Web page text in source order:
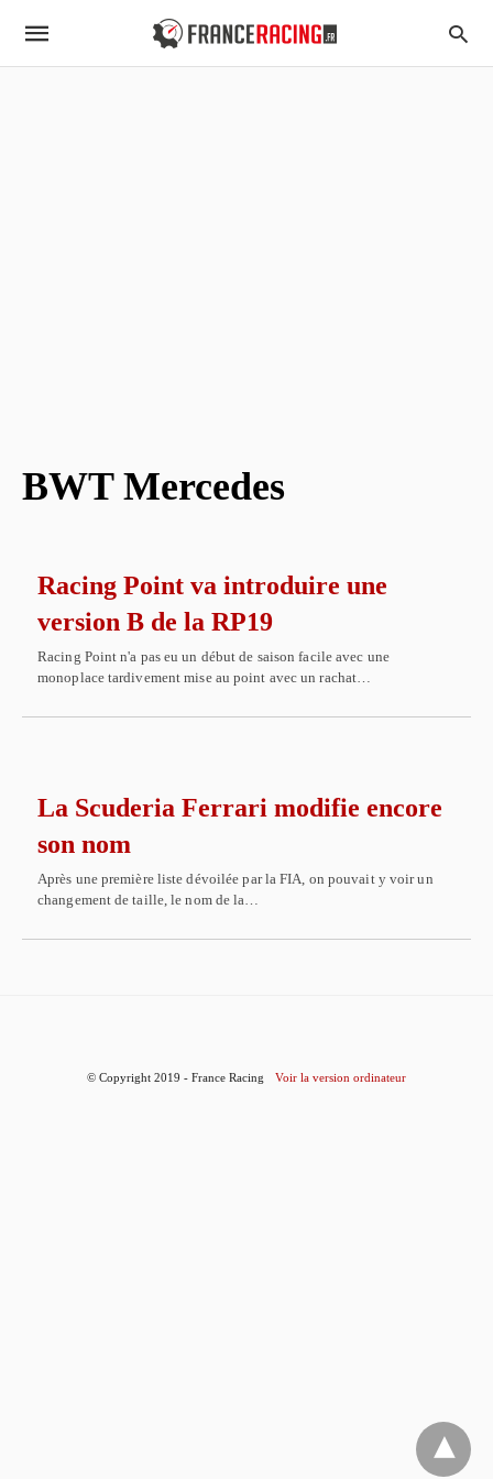
BWT Mercedes
Racing Point va introduire une
version B de la RP19
Racing Point n'a pas eu un début de saison facile avec une
monoplace tardivement mise au point avec un rachat…
La Scuderia Ferrari modifie encore
son nom
Après une première liste dévoilée par la FIA, on pouvait y voir un
changement de taille, le nom de la…
© Copyright 2019 - France Racing Voir la version ordinateur